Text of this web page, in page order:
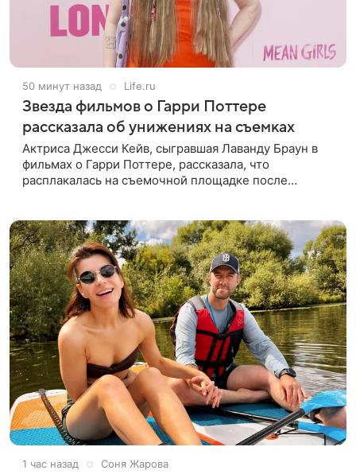
50 минут назад Life.ru
Звезда фильмов о Гарри Поттере
рассказала об унижениях на съемках
Актриса Джесси Кейв, сыгравшая Лаванду Браун в
фильмах о Гарри Поттере, рассказала, что
расплакалась на съемочной площадке после
1 час назад Соня Жарова